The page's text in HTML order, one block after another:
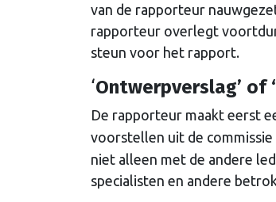
van de rapporteur
rapporteur overlegt
steun voor het rapport.
‘Ontwerpverslag’ of
De rapporteur maakt eerst
voorstellen uit de commissie
niet alleen met de andere
specialisten en andere